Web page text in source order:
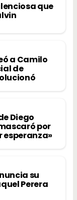
que
a Camilo
de
Diego
por
esperanza»
su
Perera